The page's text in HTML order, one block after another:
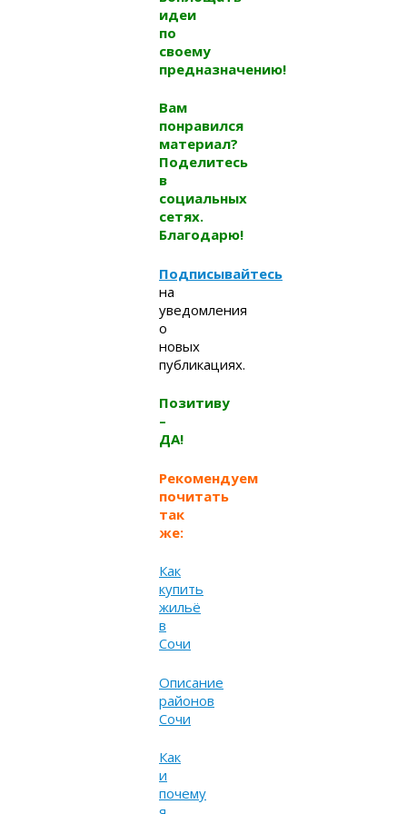
идеи
по
своему
предназначению!
Вам
понравился
материал?
Поделитесь
в
социальных
сетях.
Благодарю!
Подписывайтесь
на
уведомления
о
новых
публикациях.
Позитиву
–
ДА!
Рекомендуем
почитать
так
же:
Как
купить
жильё
в
Сочи
Описание
районов
Сочи
Как
и
почему